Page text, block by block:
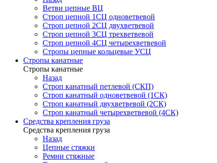
Ветви цепные ВЦ
Строп цепной 1СЦ одноветвевой
Строп цепной 2СЦ двухветвевой
Строп цепной 3СЦ трехветвевой
Строп цепной 4СЦ четырехветвевой
Стропы цепные кольцевые УСЦ
Стропы канатные
Стропы канатные
Назад
Строп канатный петлевой (СКП)
Строп канатный одноветвевой (1СК)
Строп канатный двухветвевой (2СК)
Строп канатный четырехветвевой (4СК)
Средства крепления груза
Средства крепления груза
Назад
Цепные стяжки
Ремни стяжные